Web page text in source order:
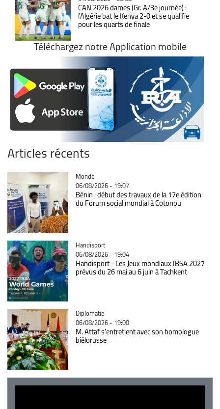
CAN 2026 dames (Gr. A/3e journée) :
l'Algérie bat le Kenya 2-0 et se qualifie
pour les quarts de finale
Téléchargez notre Application mobile
Articles récents
Catégorie
Monde
06/08/2026 - 19:07
Bénin : début des travaux de la 17e édition
du Forum social mondial à Cotonou
Catégorie
Handisport
06/08/2026 - 19:04
Handisport - Les Jeux mondiaux IBSA 2027
prévus du 26 mai au 6 juin à Tachkent
Catégorie
Diplomatie
06/08/2026 - 19:00
M. Attaf s'entretient avec son homologue
biélorusse